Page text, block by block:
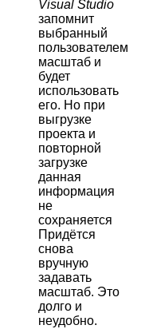
Visual Studio
запомнит
выбранный
пользователем
масштаб и
будет
использовать
его. Но при
выгрузке
проекта и
повторной
загрузке
данная
информация
не
сохраняется
Придётся
снова
вручную
задавать
масштаб. Это
долго и
неудобно.